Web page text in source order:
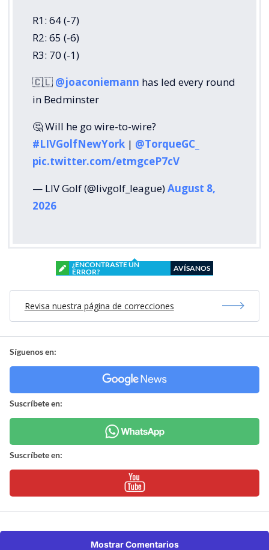
R1: 64 (-7)
R2: 65 (-6)
R3: 70 (-1)
🇨🇱 @joaconiemann has led every round
in Bedminster
🤔 Will he go wire-to-wire?
#LIVGolfNewYork | @TorqueGC_
pic.twitter.com/etmgceP7cV
— LIV Golf (@livgolf_league)August 8,
2026
¿ENCONTRASTE UN
ERROR?
AVÍSANOS
Revisa nuestra página de correcciones
Síguenos en:
Suscríbete en:
Suscríbete en:
Mostrar Comentarios